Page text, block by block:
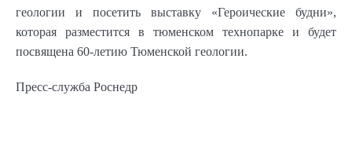
геологии и посетить выставку «Героические будни»,
которая разместится в тюменском технопарке и будет
посвящена 60-летию Тюменской геологии.
Пресс-служба Роснедр